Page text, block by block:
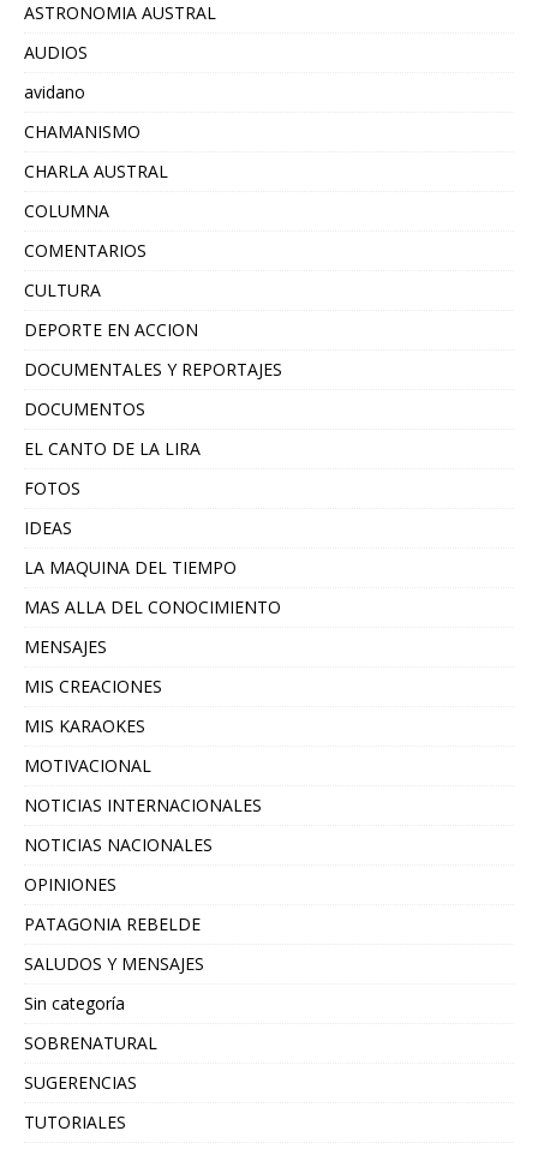
ASTRONOMIA AUSTRAL
AUDIOS
avidano
CHAMANISMO
CHARLA AUSTRAL
COLUMNA
COMENTARIOS
CULTURA
DEPORTE EN ACCION
DOCUMENTALES Y REPORTAJES
DOCUMENTOS
EL CANTO DE LA LIRA
FOTOS
IDEAS
LA MAQUINA DEL TIEMPO
MAS ALLA DEL CONOCIMIENTO
MENSAJES
MIS CREACIONES
MIS KARAOKES
MOTIVACIONAL
NOTICIAS INTERNACIONALES
NOTICIAS NACIONALES
OPINIONES
PATAGONIA REBELDE
SALUDOS Y MENSAJES
Sin categoría
SOBRENATURAL
SUGERENCIAS
TUTORIALES